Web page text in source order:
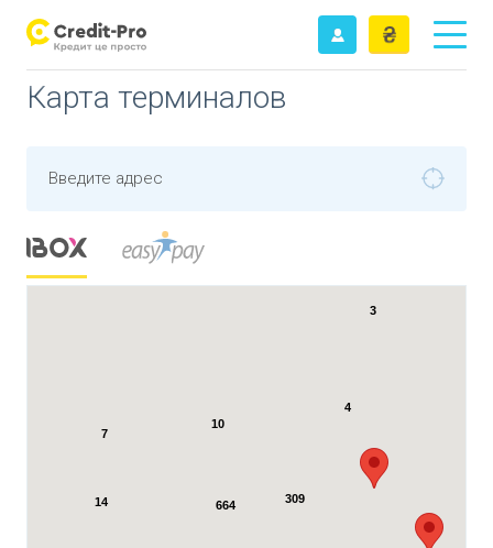
Карта терминалов
Введите адрес
664
309
4
14
7
10
3